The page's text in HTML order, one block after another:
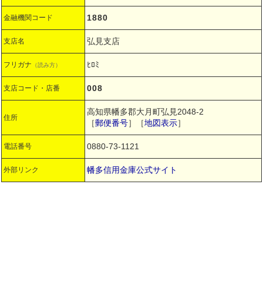
金融機関コード 1880
支店名 弘見支店
フリガナ （読み方） ﾋﾛﾐ
支店コード・店番 008
住所
高知県幡多郡大月町弘見2048-2
［郵便番号］［地図表示］
電話番号 0880-73-1121
外部リンク 幡多信用金庫公式サイト